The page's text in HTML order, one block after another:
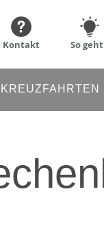
Kontakt So
KREUZFAHRTEN